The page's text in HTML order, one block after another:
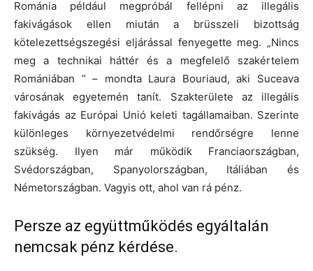
Románia például megpróbál fellépni az illegális
fakivágások ellen miután a brüsszeli bizottság
kötelezettségszegési eljárással fenyegette meg. „Nincs
meg a technikai háttér és a megfelelő szakértelem
Romániában ” – mondta Laura Bouriaud, aki Suceava
városának egyetemén tanít. Szakterülete az illegális
fakivágás az Európai Unió keleti tagállamaiban. Szerinte
különleges környezetvédelmi rendőrségre lenne
szükség. Ilyen már működik Franciaországban,
Svédországban, Spanyolországban, Itáliában és
Németországban. Vagyis ott, ahol van rá pénz.
Persze az együttműködés egyáltalán
nemcsak pénz kérdése.